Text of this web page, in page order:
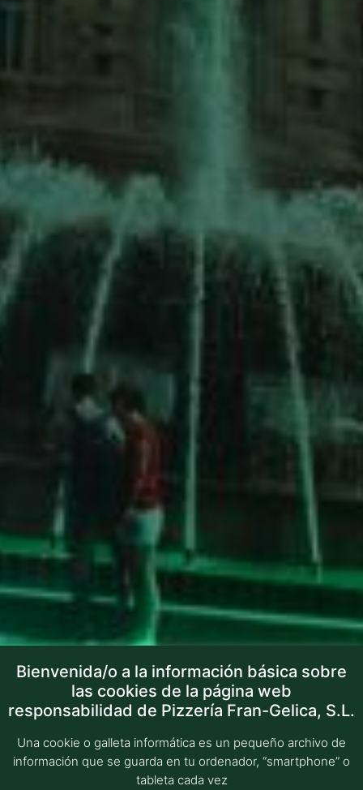
Hotel Boutique Doña Manuela
Reservar Online
Bienvenida/o a la información básica sobre
las cookies de la página web
responsabilidad de Pizzería Fran-Gelica, S.L.
Una cookie o galleta informática es un pequeño archivo de
información que se guarda en tu ordenador, “smartphone” o
tableta cada vez